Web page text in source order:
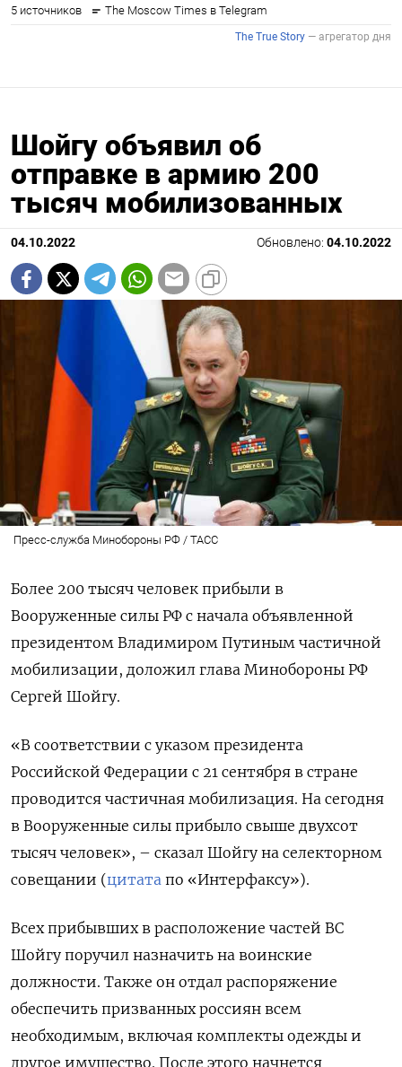
Шойгу объявил об
отправке в армию 200
тысяч мобилизованных
04.10.2022 Обновлено: 04.10.2022
Пресс-служба Минобороны РФ / ТАСС
Более 200 тысяч человек прибыли в
Вооруженные силы РФ с начала объявленной
президентом Владимиром Путиным частичной
мобилизации, доложил глава Минобороны РФ
Сергей Шойгу.
«В соответствии с указом президента
Российской Федерации с 21 сентября в стране
проводится частичная мобилизация. На сегодня
в Вооруженные силы прибыло свыше двухсот
тысяч человек», – сказал Шойгу на селекторном
совещании (цитата по «Интерфаксу»).
Всех прибывших в расположение частей ВС
Шойгу поручил назначить на воинские
должности. Также он отдал распоряжение
обеспечить призванных россиян всем
необходимым, включая комплекты одежды и
другое имущество. После этого начнется